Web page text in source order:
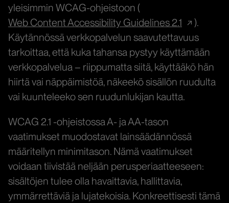
yleisimmin WCAG-ohjeistoon (
Web Content Accessibility Guidelines 2.1
).
Käytännössä verkkopalvelun saavutettavuus
tarkoittaa, että kuka tahansa pystyy käyttämään
verkkopalvelua – riippumatta siitä, käyttääkö hän
hiirtä vai näppäimistöä, näkeekö sisällön ruudulta
vai kuunteleeko sen ruudunlukijan kautta.
WCAG 2.1 -ohjeistossa A- ja AA-tason
vaatimukset muodostavat lainsäädännössä
määritellyn minimitason. Nämä vaatimukset
voidaan tiivistää neljään perusperiaatteeseen:
sisältöjen tulee olla havaittavia, hallittavia,
ymmärrettäviä ja lujatekoisia. Konkreettisesti tämä